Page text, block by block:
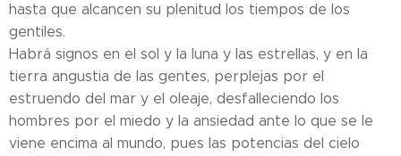
hasta que alcancen su plenitud los tiempos de los
gentiles.
Habrá signos en el sol y la luna y las estrellas, y en la
tierra angustia de las gentes, perplejas por el
estruendo del mar y el oleaje, desfalleciendo los
hombres por el miedo y la ansiedad ante lo que se le
viene encima al mundo, pues las potencias del cielo